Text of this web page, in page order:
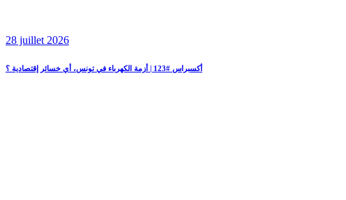
28 juillet 2026
أكسبراس #123 | أزمة الكهرباء في تونس، أي خسائر إقتصادية ؟